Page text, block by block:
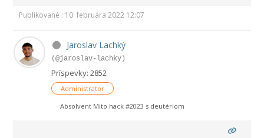
Publikované : 10. februára 2022 12:07
Jaroslav Lachký
(@jaroslav-lachky)
Príspevky: 2852
Administrator
Absolvent Mito hack #2023 s deutériom